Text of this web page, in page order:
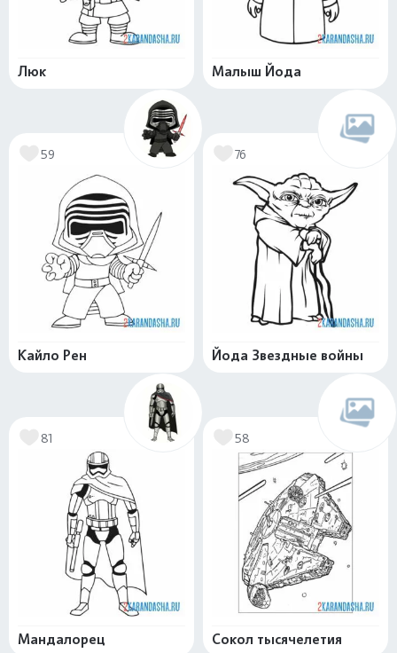
Люк Малыш Йода
59
Кайло Рен
76
Йода Звездные войны
81
Мандалорец
58
Сокол тысячелетия